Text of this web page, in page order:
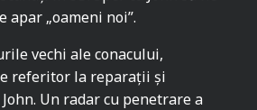
apar „oameni noi”.
vechi ale conacului,
referitor la reparații și
Un radar cu penetrare a